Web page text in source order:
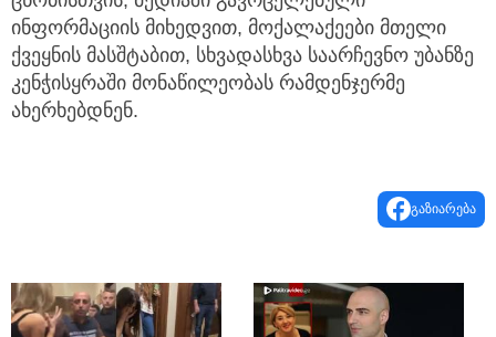
ინფორმაციის მიხედვით, მოქალაქეები მთელი
ქვეყნის მასშტაბით, სხვადასხვა საარჩევნო უბანზე
კენჭისყრაში მონაწილეობას რამდენჯერმე
ახერხებდნენ.
გაზიარება